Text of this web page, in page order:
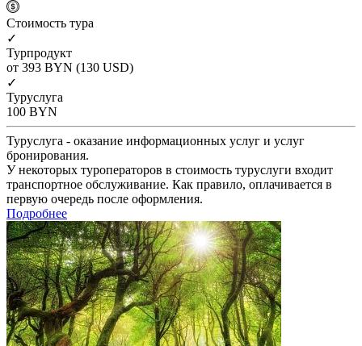
Cтоимость тура
✓
Турпродукт
от 393 BYN (130 USD)
✓
Туруслуга
100 BYN
Туруслуга - оказание информационных услуг и услуг
бронирования.
У некоторых туроператоров в стоимость туруслуги входит
транспортное обслуживание. Как правило, оплачивается в
первую очередь после оформления.
Подробнее